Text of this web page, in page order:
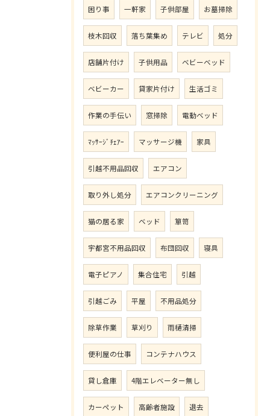
困り事 一軒家 子供部屋 お墓掃除
枝木回収 落ち葉集め テレビ 処分
店舗片付け 子供用品 ベビーベッド
ベビーカー 貸家片付け 生活ゴミ
作業の手伝い 窓掃除 電動ベッド
ﾏｯｻｰｼﾞﾁｪｱｰ マッサージ機 家具
引越不用品回収 エアコン
取り外し処分 エアコンクリーニング
猫の居る家 ベッド 箪笥
宇都宮不用品回収 布団回収 寝具
電子ピアノ 集合住宅 引越
引越ごみ 平屋 不用品処分
除草作業 草刈り 雨樋清掃
便利屋の仕事 コンテナハウス
貸し倉庫 4階エレベーター無し
カーペット 高齢者施設 退去